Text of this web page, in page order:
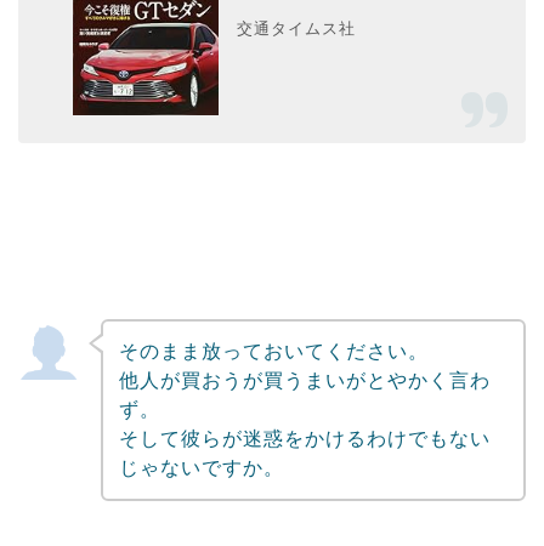
交通タイムス社
そのまま放っておいてください。
他人が買おうが買うまいがとやかく言わ
ず。
そして彼らが迷惑をかけるわけでもない
じゃないですか。